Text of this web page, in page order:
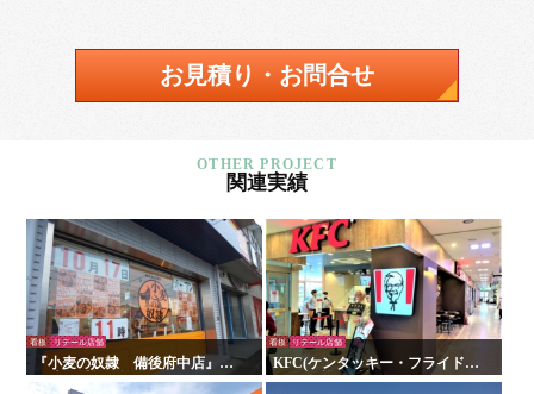
お見積り・お問合せ
関連実績
看板 リテール店舗
『小麦の奴隷 備後府中店』様
の壁面看板の施工を行いまし
看板 リテール店舗
KFC(ケンタッキー・フライド・
チキン)様 看板・サイン